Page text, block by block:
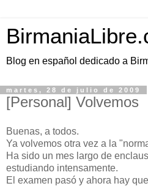
Blog en español dedicado a
martes, 28 de julio de 2009
[Personal] Volvemos
Buenas, a todos.
Ya volvemos otra vez a la
Ha sido un mes largo de
estudiando intensamente.
El examen pasó y ahora hay